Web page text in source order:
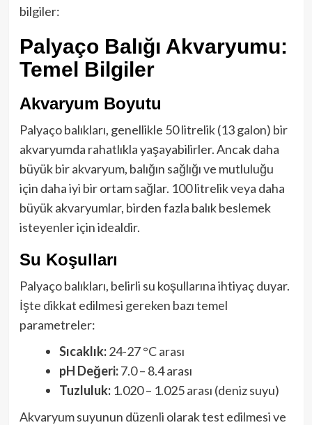
bilgiler:
Palyaço Balığı Akvaryumu:
Temel Bilgiler
Akvaryum Boyutu
Palyaço balıkları, genellikle 50 litrelik (13 galon) bir
akvaryumda rahatlıkla yaşayabilirler. Ancak daha
büyük bir akvaryum, balığın sağlığı ve mutluluğu
için daha iyi bir ortam sağlar. 100 litrelik veya daha
büyük akvaryumlar, birden fazla balık beslemek
isteyenler için idealdir.
Su Koşulları
Palyaço balıkları, belirli su koşullarına ihtiyaç duyar.
İşte dikkat edilmesi gereken bazı temel
parametreler:
Sıcaklık:24-27 °C arası
pH Değeri:7.0 – 8.4 arası
Tuzluluk:1.020 – 1.025 arası (deniz suyu)
Akvaryum suyunun düzenli olarak test edilmesi ve